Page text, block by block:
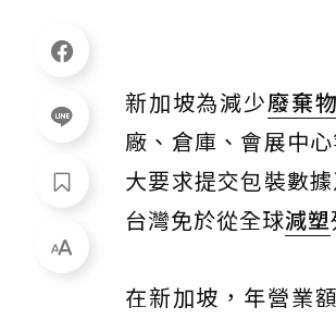
新加坡為減少廢棄物
廠、倉庫、會展中
大要求提交包裝數
台灣免於從全球減塑
在新加坡，年營業